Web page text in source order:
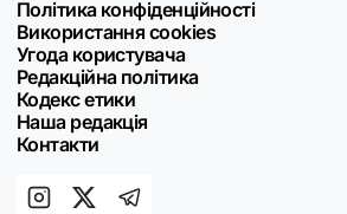
Політика конфіденційності
Використання cookies
Угода користувача
Редакційна політика
Кодекс етики
Наша редакція
Контакти